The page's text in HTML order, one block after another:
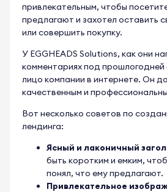
привлекательным, чтобы
предлагают и захотел оставить
или совершить покупку.
У EGGHEADS Solutions, как они
комментариях под прошлогодней
лицо компании в интернете. Он
качественным и
Вот несколько советов по
лендинга:
Ясный и лаконичный
быть коротким и емким,
понял, что ему предлагают.
Привлекательное